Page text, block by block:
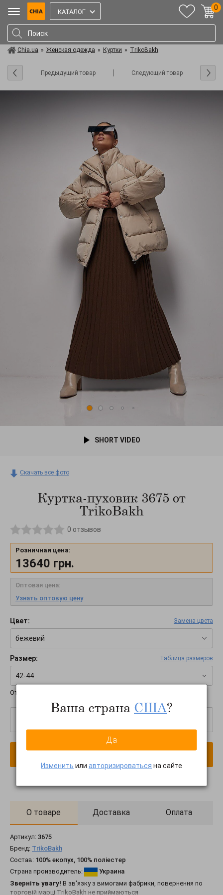
КАТАЛОГ
0
Chia.ua » Женская одежда » Куртки » TrikoBakh
Предыдущий товар Следующий товар
SHORT VIDEO
Скачать все фото
Куртка-пуховик 3675 от
TrikoBakh
0 отзывов
Розничная цена:
13640 грн.
Оптовая цена:
Узнать оптовую цену
Цвет: Замена цвета
бежевий
Размер: Таблица размеров
42-44
Отечественные размеры:
В корзину
О товаре Доставка Оплата
Артикул: 3675
Бренд: TrikoBakh
Состав: 100% екопух, 100% поліестер
Страна производитель:
Украина
Зверніть увагу! В зв'язку з вимогами фабрики, повернення по
торговій марці TrikoBakh не приймаються
Ваша страна США?
Да
Изменить или авторизироваться на сайте